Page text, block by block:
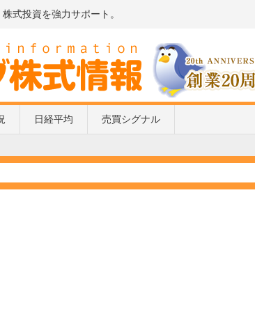
式投資を強力サポート。
日経平均 売買シグナル